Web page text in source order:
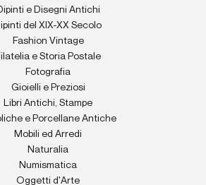
e Disegni Antichi
del XIX-XX Secolo
Fashion Vintage
e Storia Postale
Fotografia
Gioielli e Preziosi
Libri Antichi, Stampe
e Porcellane Antiche
Mobili ed Arredi
Naturalia
Numismatica
Oggetti d'Arte